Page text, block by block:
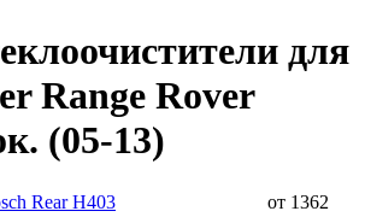
для
Range Rover
(05-13)
Rear H403
от 1362